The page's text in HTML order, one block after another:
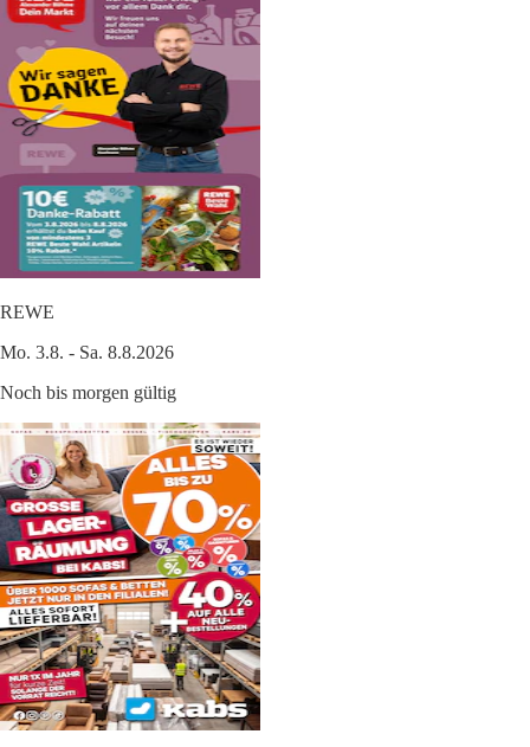
REWE
Mo. 3.8. - Sa. 8.8.2026
Noch bis morgen gültig